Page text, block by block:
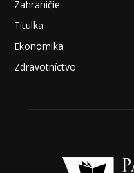
Zahraničie
Titulka
Ekonomika
Zdravotníctvo